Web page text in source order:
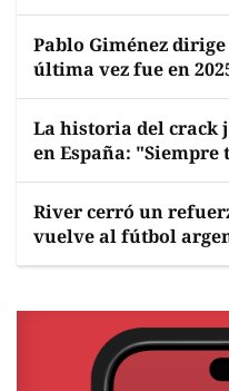
Pablo Giménez
última vez fue en
La historia del crack
en España:
River cerró un
vuelve al fútbol